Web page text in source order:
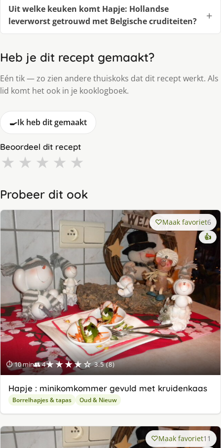
Uit welke keuken komt Hapje: Hollandse
leverworst getrouwd met Belgische cruditeiten?
Heb je dit recept gemaakt?
Eén tik — zo zien andere thuiskoks dat dit recept werkt. Als
lid komt het ook in je kooklogboek.
🍳Ik heb dit gemaakt
Beoordeel dit recept
★ ★ ★ ★ ★
Probeer dit ook
⏱ 10 min👥 4★★★★☆ 3.5 (8)
Maak favoriet6
👍
Hapje : minikomkommer gevuld met kruidenkaas
Borrelhapjes & tapas Oud & Nieuw
Maak favoriet11